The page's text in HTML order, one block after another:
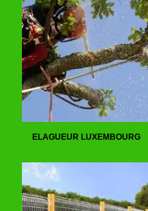
ELAGUEUR LUXEMBOURG